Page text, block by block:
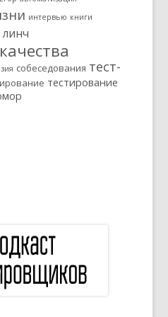
интервью книги
линч
собеседования тест-
тестирование